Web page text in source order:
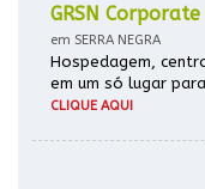
GRSN Corporate
em SERRA NEGRA
Hospedagem,
em um só lugar
CLIQUE AQUI